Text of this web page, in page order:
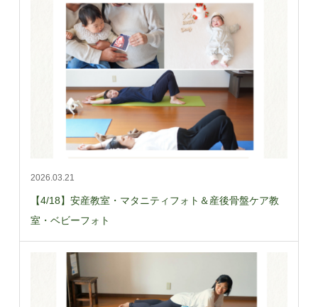
2026.03.21
【4/18】安産教室・マタニティフォト＆産後骨盤ケア教
室・ベビーフォト